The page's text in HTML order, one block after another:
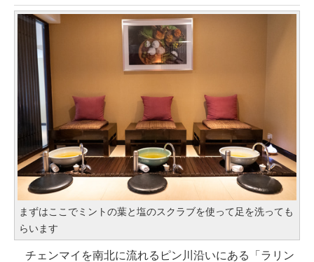
まずはここでミントの葉と塩のスクラブを使って足を洗っても
らいます
チェンマイを南北に流れるピン川沿いにある「ラリン